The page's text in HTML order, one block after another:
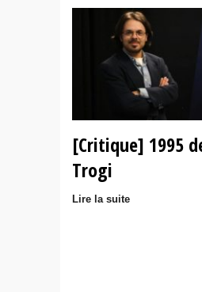
[Critique] 1995
Trogi
Lire la suite